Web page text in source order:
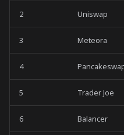
2 Uniswap
3 Meteora
4
5 Trader Joe
6 Balancer